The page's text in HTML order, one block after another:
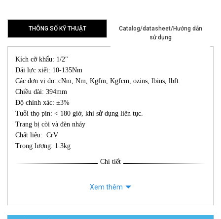
THÔNG SỐ KỸ THUẬT
Catalog/datasheet/Hướng dẫn
sử dụng
Kích cỡ khẩu: 1/2"
Dải lực xiết: 10-135Nm
Các đơn vị đo: cNm, Nm, Kgfm, Kgfcm, ozins, lbins, lbft
Chiều dài: 394mm
Độ chính xác: ±3%
Tuổi thọ pin: < 180 giờ, khi sử dụng liên tục.
Trang bị còi và đèn nháy
Chất liệu: CrV
Trọng lượng: 1.3kg
Chi tiết
Xem thêm